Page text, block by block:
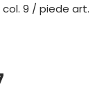
9 / piede art.